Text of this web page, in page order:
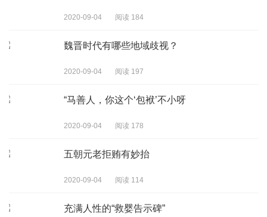
2020-09-04 阅读 184
魏晋时代有哪些地域歧视？
2020-09-04 阅读 197
“马善人，你这个‘包袱’不小呀
2020-09-04 阅读 178
五朝元老拒贿有妙抬
2020-09-04 阅读 114
充满人性的“救婴告示碑”